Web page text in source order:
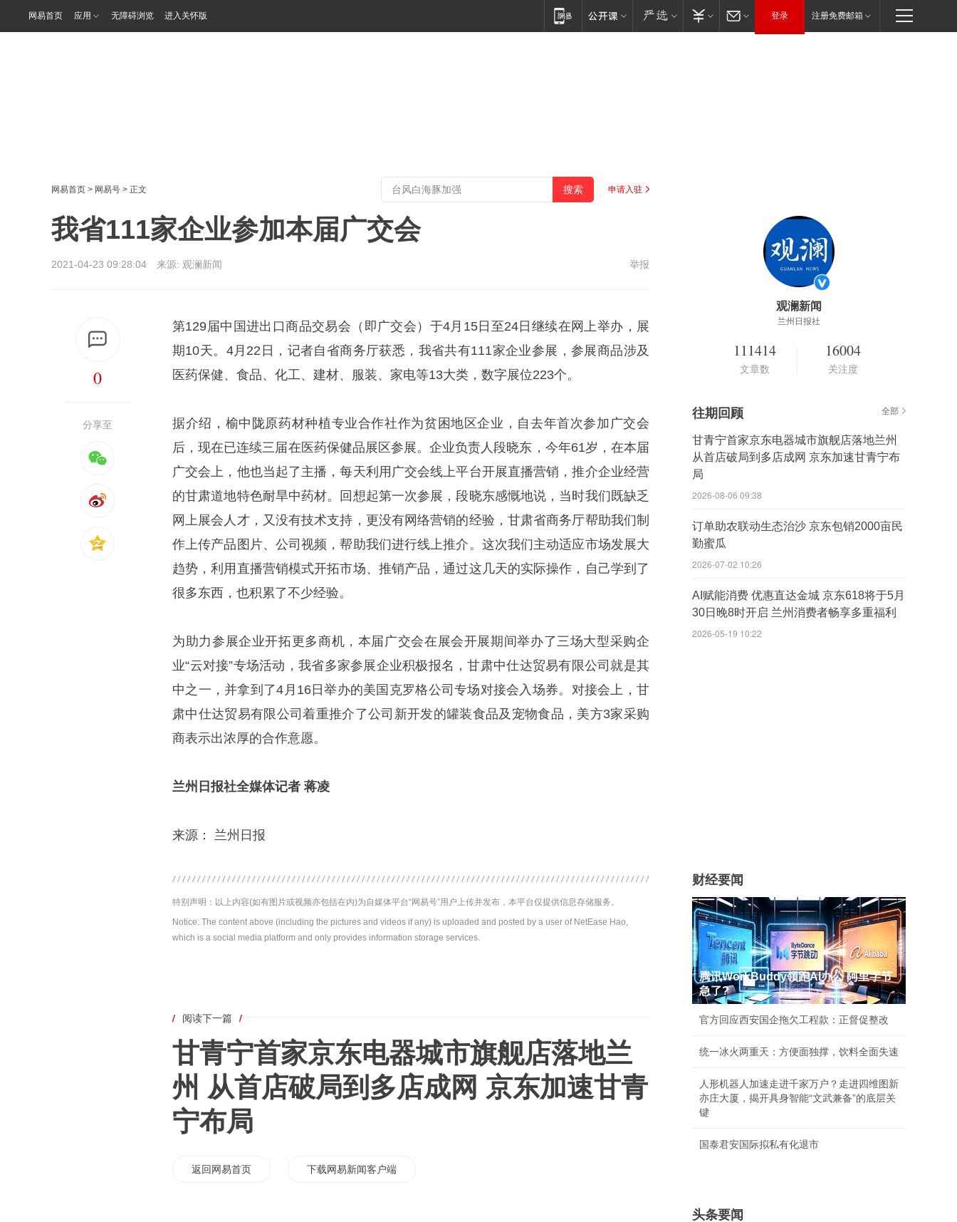
网易首页 应用 无障碍浏览 进入关怀版 登录 注册免费邮箱
网易首页 > 网易号 > 正文 申请入驻
我省111家企业参加本届广交会
2021-04-23 09:28:04 来源: 观澜新闻 举报
0
分享至
第129届中国进出口商品交易会（即广交会）于4月15日至24日继续在网上举办，展
期10天。4月22日，记者自省商务厅获悉，我省共有111家企业参展，参展商品涉及
医药保健、食品、化工、建材、服装、家电等13大类，数字展位223个。
据介绍，榆中陇原药材种植专业合作社作为贫困地区企业，自去年首次参加广交会
后，现在已连续三届在医药保健品展区参展。企业负责人段晓东，今年61岁，在本届
广交会上，他也当起了主播，每天利用广交会线上平台开展直播营销，推介企业经营
的甘肃道地特色耐旱中药材。回想起第一次参展，段晓东感慨地说，当时我们既缺乏
网上展会人才，又没有技术支持，更没有网络营销的经验，甘肃省商务厅帮助我们制
作上传产品图片、公司视频，帮助我们进行线上推介。这次我们主动适应市场发展大
趋势，利用直播营销模式开拓市场、推销产品，通过这几天的实际操作，自己学到了
很多东西，也积累了不少经验。
为助力参展企业开拓更多商机，本届广交会在展会开展期间举办了三场大型采购企
业“云对接”专场活动，我省多家参展企业积极报名，甘肃中仕达贸易有限公司就是其
中之一，并拿到了4月16日举办的美国克罗格公司专场对接会入场券。对接会上，甘
肃中仕达贸易有限公司着重推介了公司新开发的罐装食品及宠物食品，美方3家采购
商表示出浓厚的合作意愿。
兰州日报社全媒体记者 蒋凌
来源： 兰州日报
特别声明：以上内容(如有图片或视频亦包括在内)为自媒体平台“网易号”用户上传并发布，本平台仅提供信息存储服务。
Notice: The content above (including the pictures and videos if any) is uploaded and posted by a user of NetEase Hao,
which is a social media platform and only provides information storage services.
/ 阅读下一篇 /
甘青宁首家京东电器城市旗舰店落地兰
州 从首店破局到多店成网 京东加速甘青
宁布局
返回网易首页 下载网易新闻客户端
观澜新闻
兰州日报社
111414
文章数
16004
关注度
往期回顾 全部
甘青宁首家京东电器城市旗舰店落地兰州
从首店破局到多店成网 京东加速甘青宁布
局
2026-08-06 09:38
订单助农联动生态治沙 京东包销2000亩民
勤蜜瓜
2026-07-02 10:26
AI赋能消费 优惠直达金城 京东618将于5月
30日晚8时开启 兰州消费者畅享多重福利
2026-05-19 10:22
财经要闻
腾讯WorkBuddy领跑AI办公 阿里字节
急了?
官方回应西安国企拖欠工程款：正督促整改
统一冰火两重天：方便面独撑，饮料全面失速
人形机器人加速走进千家万户？走进四维图新
亦庄大厦，揭开具身智能“文武兼备”的底层关
键
国泰君安国际拟私有化退市
头条要闻